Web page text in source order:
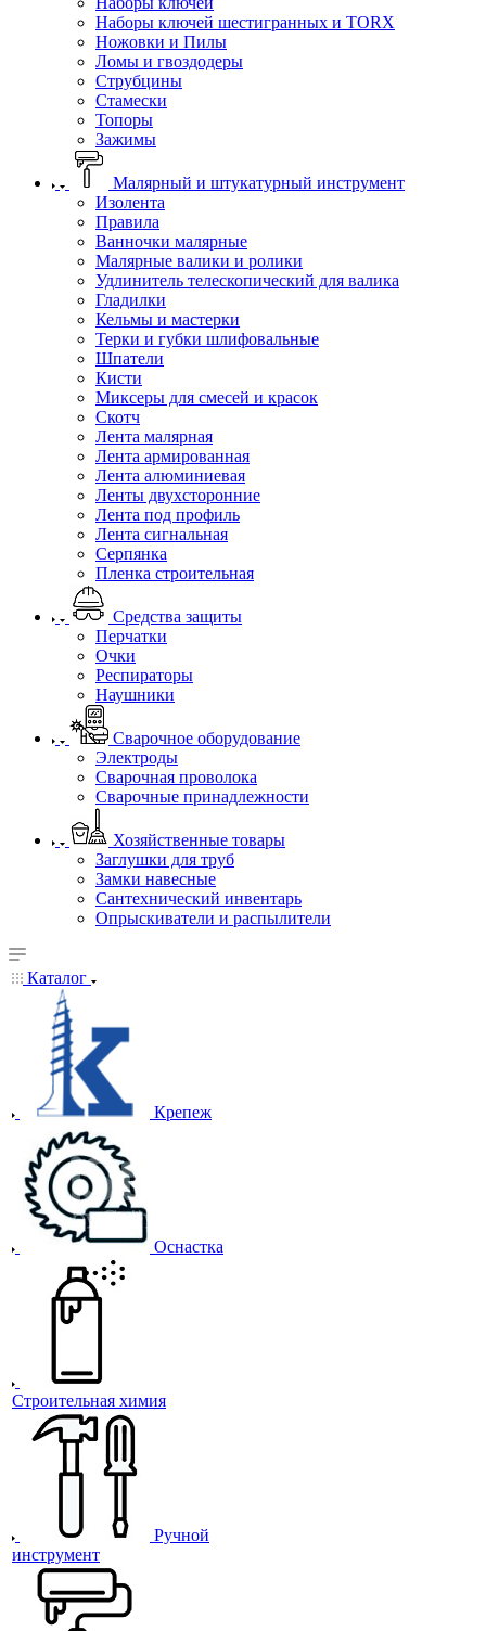
Наборы ключей шестигранных и TORX
Ножовки и Пилы
Ломы и гвоздодеры
Струбцины
Стамески
Топоры
Зажимы
Малярный и штукатурный инструмент
Изолента
Правила
Ванночки малярные
Малярные валики и ролики
Удлинитель телескопический для валика
Гладилки
Кельмы и мастерки
Терки и губки шлифовальные
Шпатели
Кисти
Миксеры для смесей и красок
Скотч
Лента малярная
Лента армированная
Лента алюминиевая
Ленты двухсторонние
Лента под профиль
Лента сигнальная
Серпянка
Пленка строительная
Средства защиты
Перчатки
Очки
Респираторы
Наушники
Сварочное оборудование
Электроды
Сварочная проволока
Сварочные принадлежности
Хозяйственные товары
Заглушки для труб
Замки навесные
Сантехнический инвентарь
Опрыскиватели и распылители
Каталог
Крепеж
Оснастка
Строительная химия
Ручной
инструмент